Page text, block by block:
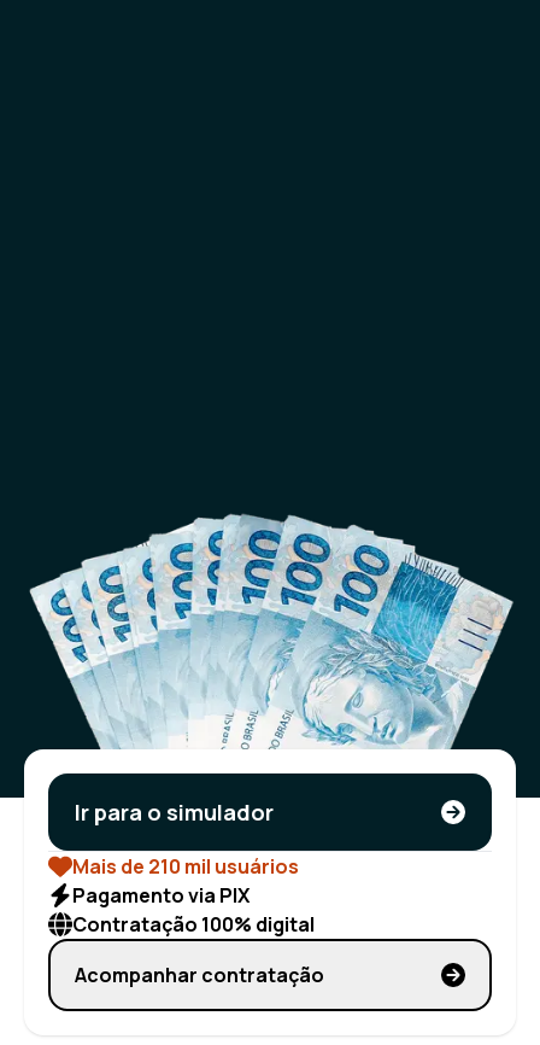
Ir para o simulador
Mais de 210 mil usuários
Pagamento via PIX
Contratação 100% digital
Acompanhar contratação